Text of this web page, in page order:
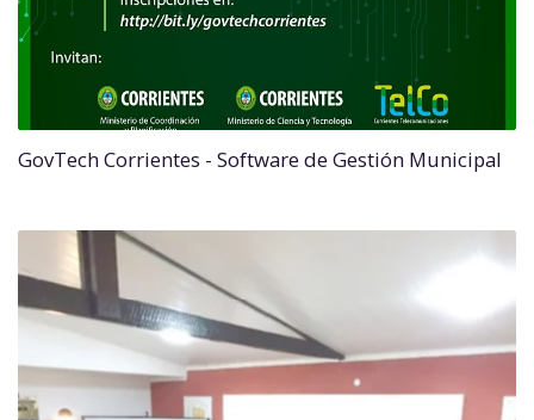
GovTech Corrientes - Software de Gestión Municipal